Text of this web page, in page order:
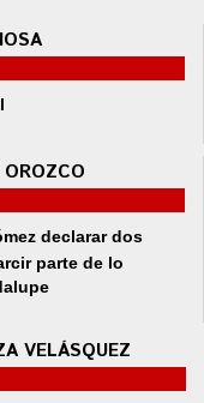
declarar dos
parte de lo
VELÁSQUEZ